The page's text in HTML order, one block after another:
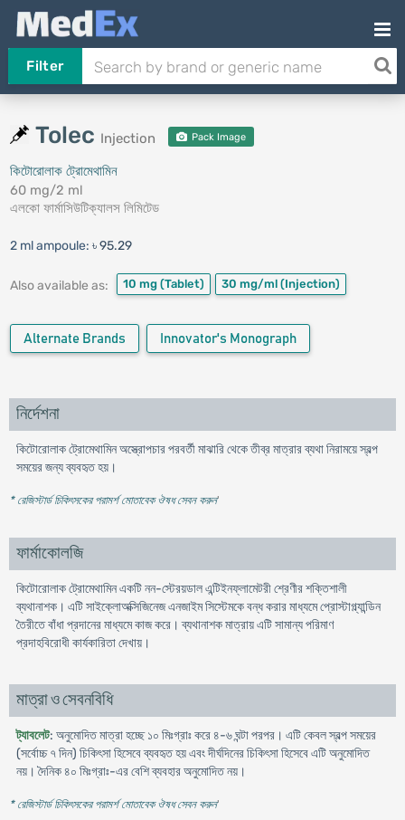
Filter
Tolec Injection Pack Image
কিটোরোলাক ট্রোমেথামিন
60 mg/2 ml
এলকো ফার্মাসিউটিক্যালস লিমিটেড
2 ml ampoule: ৳ 95.29
Also available as: 10 mg (Tablet) 30 mg/ml (Injection)
Alternate Brands Innovator's Monograph
নির্দেশনা
কিটোরোলাক ট্রোমেথামিন অস্ত্রোপচার পরবর্তী মাঝারি থেকে তীব্র মাত্রার ব্যথা নিরাময়ে স্বল্প
সময়ের জন্য ব্যবহৃত হয়।
* রেজিস্টার্ড চিকিৎসকের পরামর্শ মোতাবেক ঔষধ সেবন করুন'
ফার্মাকোলজি
কিটোরোলাক ট্রোমেথামিন একটি নন-স্টেরয়ডাল এন্টিইনফ্লামেটরী শ্রেণীর শক্তিশালী
ব্যথানাশক। এটি সাইক্লোঅক্সিজিনেজ এনজাইম সিস্টেমকে বন্ধ করার মাধ্যমে প্রোস্টাগ্ল্যান্ডিন
তৈরীতে বাঁধা প্রদানের মাধ্যমে কাজ করে। ব্যথানাশক মাত্রায় এটি সামান্য পরিমাণ
প্রদাহবিরোধী কার্যকারিতা দেখায়।
মাত্রা ও সেবনবিধি
ট্যাবলেট: অনুমোদিত মাত্রা হচ্ছে ১০ মিঃগ্রাঃ করে ৪-৬ ঘন্টা পরপর। এটি কেবল স্বল্প সময়ের
(সর্বোচ্চ ৭ দিন) চিকিৎসা হিসেবে ব্যবহৃত হয় এবং দীর্ঘদিনের চিকিৎসা হিসেবে এটি অনুমোদিত
নয়। দৈনিক ৪০ মিঃগ্রাঃ-এর বেশি ব্যবহার অনুমোদিত নয়।
* রেজিস্টার্ড চিকিৎসকের পরামর্শ মোতাবেক ঔষধ সেবন করুন'